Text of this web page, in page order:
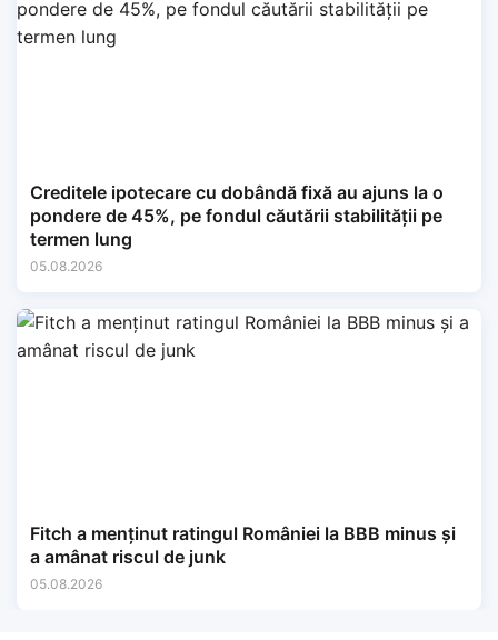
Creditele ipotecare cu dobândă fixă au ajuns la o
pondere de 45%, pe fondul căutării stabilității pe
termen lung
05.08.2026
Fitch a menținut ratingul României la BBB minus și
a amânat riscul de junk
05.08.2026